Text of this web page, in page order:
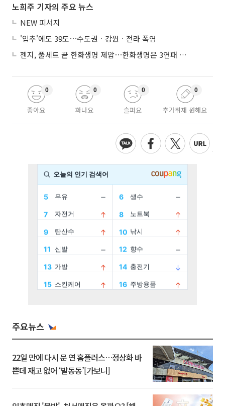
노희주 기자의 주요 뉴스
NEW 피서지
'입추'에도 39도⋯수도권ㆍ강원ㆍ전라 폭염
젠지, 풀세트 끝 한화생명 제압⋯한화생명은 3연패 수렁
좋아요
0
화나요
0
슬퍼요
0
추가취재 원해요
0
주요뉴스
22일 만에 다시 문 연 홈플러스…정상화 바
쁜데 재고 없어 ‘발동동’[가보니]